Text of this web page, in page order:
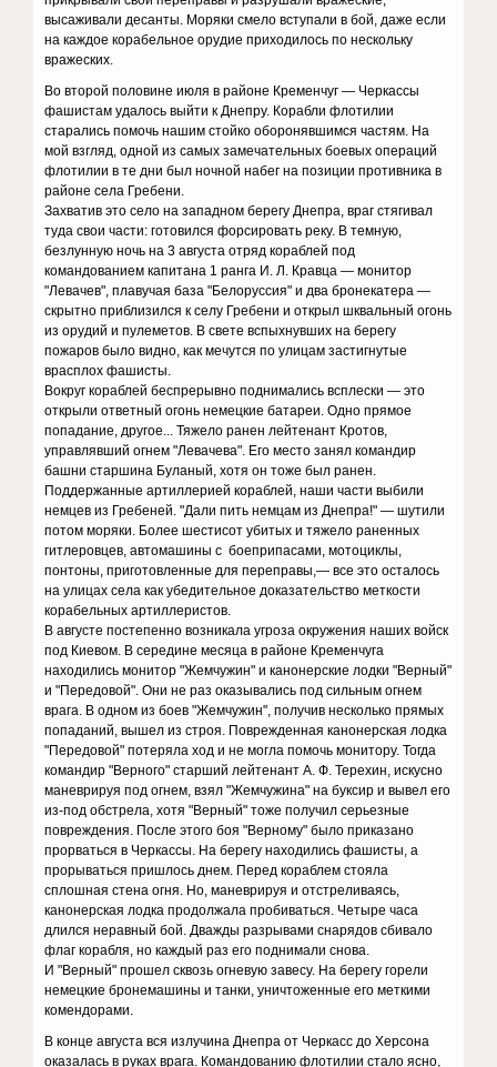
высаживали десанты. Моряки смело вступали в бой, даже если
на каждое корабельное орудие приходилось по нескольку
вражеских.
Во второй половине июля в районе Кременчуг — Черкассы
фашистам удалось выйти к Днепру. Корабли флотилии
старались помочь нашим стойко оборонявшимся частям. На
мой взгляд, одной из самых замечательных боевых операций
флотилии в те дни был ночной набег на позиции противника в
районе села Гребени.
Захватив это село на западном берегу Днепра, враг стягивал
туда свои части: готовился форсировать реку. В темную,
безлунную ночь на 3 августа отряд кораблей под
командованием капитана 1 ранга И. Л. Кравца — монитор
"Левачев", плавучая база "Белоруссия" и два бронекатера —
скрытно приблизился к селу Гребени и открыл шквальный огонь
из орудий и пулеметов. В свете вспыхнувших на берегу
пожаров было видно, как мечутся по улицам застигнутые
врасплох фашисты.
Вокруг кораблей беспрерывно поднимались всплески — это
открыли ответный огонь немецкие батареи. Одно прямое
попадание, другое... Тяжело ранен лейтенант Кротов,
управлявший огнем "Левачева". Его место занял командир
башни старшина Буланый, хотя он тоже был ранен.
Поддержанные артиллерией кораблей, наши части выбили
немцев из Гребеней. "Дали пить немцам из Днепра!" — шутили
потом моряки. Более шестисот убитых и тяжело раненных
гитлеровцев, автомашины с боеприпасами, мотоциклы,
понтоны, приготовленные для переправы,— все это осталось
на улицах села как убедительное доказательство меткости
корабельных артиллеристов.
В августе постепенно возникала угроза окружения наших войск
под Киевом. В середине месяца в районе Кременчуга
находились монитор "Жемчужин" и канонерские лодки "Верный"
и "Передовой". Они не раз оказывались под сильным огнем
врага. В одном из боев "Жемчужин", получив несколько прямых
попаданий, вышел из строя. Поврежденная канонерская лодка
"Передовой" потеряла ход и не могла помочь монитору. Тогда
командир "Верного" старший лейтенант А. Ф. Терехин, искусно
маневрируя под огнем, взял "Жемчужина" на буксир и вывел его
из-под обстрела, хотя "Верный" тоже получил серьезные
повреждения. После этого боя "Верному" было приказано
прорваться в Черкассы. На берегу находились фашисты, а
прорываться пришлось днем. Перед кораблем стояла
сплошная стена огня. Но, маневрируя и отстреливаясь,
канонерская лодка продолжала пробиваться. Четыре часа
длился неравный бой. Дважды разрывами снарядов сбивало
флаг корабля, но каждый раз его поднимали снова.
И "Верный" прошел сквозь огневую завесу. На берегу горели
немецкие бронемашины и танки, уничтоженные его меткими
комендорами.
В конце августа вся излучина Днепра от Черкасс до Херсона
оказалась в руках врага. Командованию флотилии стало ясно,